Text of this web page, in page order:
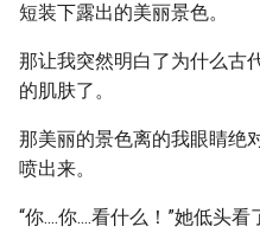
短装下露出的美丽景色。
那让我突然明白了为什么古
的肌肤了。
那美丽的景色离的我眼睛绝
喷出来。
“你....你....看什么！”她低头